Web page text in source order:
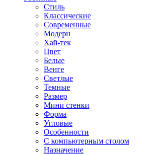
Стиль
Классические
Современные
Модерн
Хай-тек
Цвет
Белые
Венге
Светлые
Темные
Размер
Мини стенки
Форма
Угловые
Особенности
С компьютерным столом
Назначение